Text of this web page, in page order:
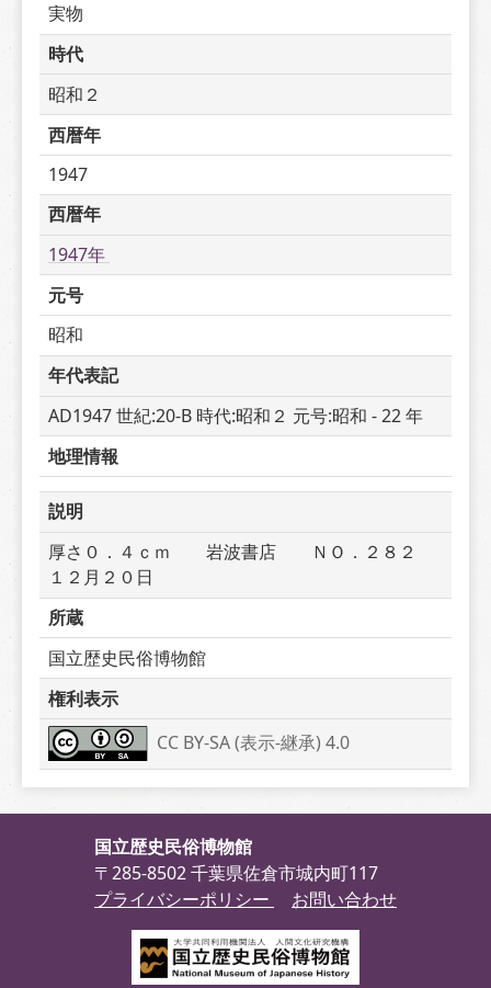
実物
時代
昭和２
西暦年
1947
西暦年
1947年
元号
昭和
年代表記
AD1947 世紀:20-B 時代:昭和２ 元号:昭和 - 22 年
地理情報
説明
厚さ０．４ｃｍ　　岩波書店　　ＮＯ．２８２
１２月２０日
所蔵
国立歴史民俗博物館
権利表示
CC BY-SA (表示-継承) 4.0
国立歴史民俗博物館
〒285-8502 千葉県佐倉市城内町117
プライバシーポリシー
お問い合わせ